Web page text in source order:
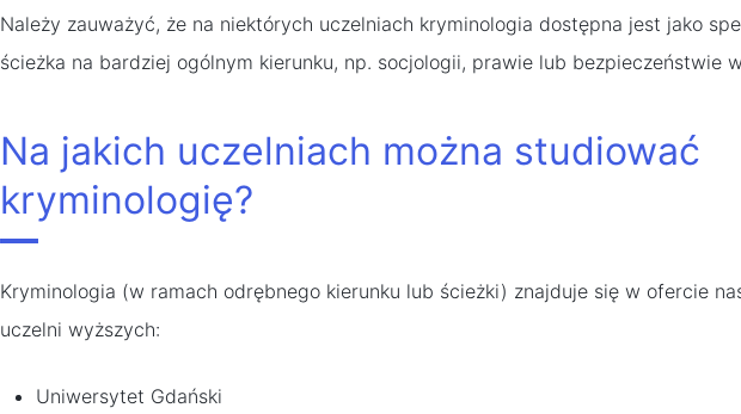
Należy zauważyć, że na niektórych uczelniach kryminologia dostępna jest jako
ścieżka na bardziej ogólnym kierunku, np. socjologii, prawie lub bezpieczeństwie
Na jakich uczelniach można studiować
kryminologię?
Kryminologia (w ramach odrębnego kierunku lub ścieżki) znajduje się w ofercie
uczelni wyższych:
Uniwersytet Gdański